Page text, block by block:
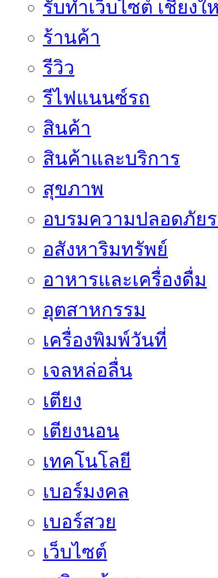
รับทำเว็บไซต์ เชียงใ
ร้านค้า
รีวิว
รีไฟแนนซ์รถ
สินค้า
สินค้าและบริการ
สุขภาพ
อบรมความปลอดภัย
อสังหาริมทรัพย์
อาหารและเครื่องดื่ม
อุตสาหกรรม
เครื่องพิมพ์วันที่
เจลหล่อลื่น
เตียง
เตียงนอน
เทคโนโลยี
เบอร์มงคล
เบอร์สวย
เว็บไซต์